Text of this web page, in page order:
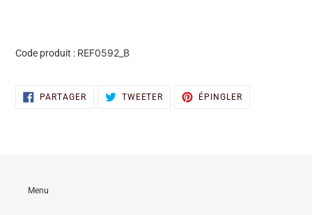
Code produit : REF0592_B
PARTAGERPARTAGERTWEETER TWEETERÉPINGLER
Menu